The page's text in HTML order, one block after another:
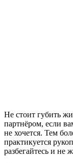
Не стоит губить
партнёром, если
не хочется. Тем
практикуется
разбегайтесь и не